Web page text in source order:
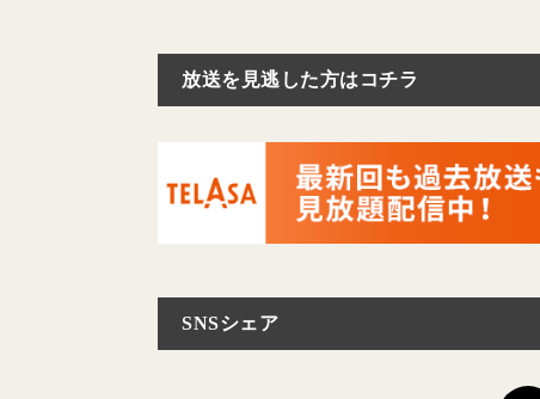
放送を見逃した方はコチラ
SNSシェア